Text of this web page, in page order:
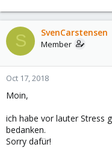
S SvenCarstensen
Member
Oct 17, 2018
Moin,
ich habe vor lauter Stress
bedanken.
Sorry dafür!